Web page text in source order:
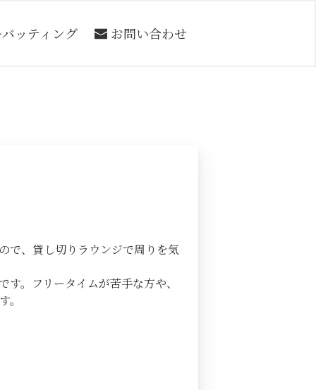
ッティング お問い合わせ
で、貸し切りラウンジで周りを気
。フリータイムが苦手な方や、